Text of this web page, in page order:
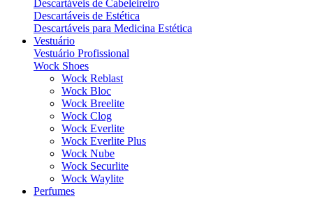
Descartáveis de Cabeleireiro
Descartáveis de Estética
Descartáveis para Medicina Estética
Vestuário
Vestuário Profissional
Wock Shoes
Wock Reblast
Wock Bloc
Wock Breelite
Wock Clog
Wock Everlite
Wock Everlite Plus
Wock Nube
Wock Securlite
Wock Waylite
Perfumes